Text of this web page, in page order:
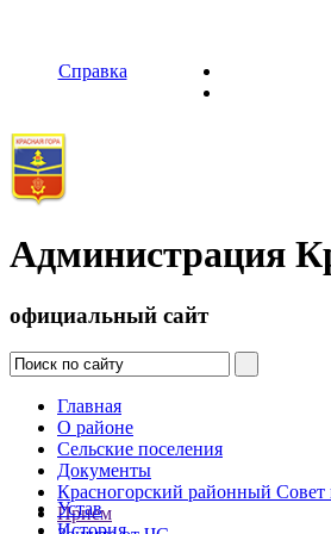
Справка
Администрация
официальный сайт
Главная
О районе
Сельские поселения
Документы
Красногорский районный Совет
Прием
Устав
История